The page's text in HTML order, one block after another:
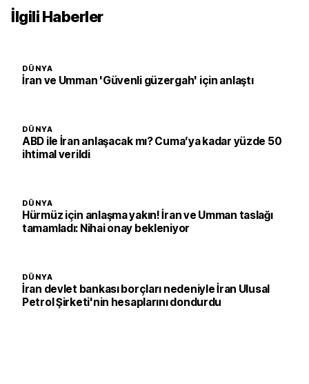
İlgili Haberler
DÜNYA
İran ve Umman 'Güvenli güzergah' için anlaştı
DÜNYA
ABD ile İran anlaşacak mı? Cuma’ya kadar yüzde 50
ihtimal verildi
DÜNYA
Hürmüz için anlaşma yakın! İran ve Umman taslağı
tamamladı: Nihai onay bekleniyor
DÜNYA
İran devlet bankası borçları nedeniyle İran Ulusal
Petrol Şirketi'nin hesaplarını dondurdu